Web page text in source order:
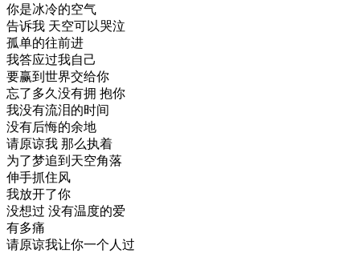
你是冰冷的空气
告诉我 天空可以哭泣
孤单的往前进
我答应过我自己
要赢到世界交给你
忘了多久没有拥 抱你
我没有流泪的时间
没有后悔的余地
请原谅我 那么执着
为了梦追到天空角落
伸手抓住风
我放开了你
没想过 没有温度的爱
有多痛
请原谅我让你一个人过